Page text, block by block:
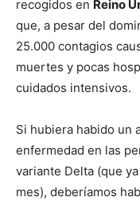
recogidos en Reino
que, a pesar del
25.000 contagios
muertes y pocas
cuidados intensivos.
Si hubiera habido un
enfermedad en las
variante Delta (que
mes), deberíamos